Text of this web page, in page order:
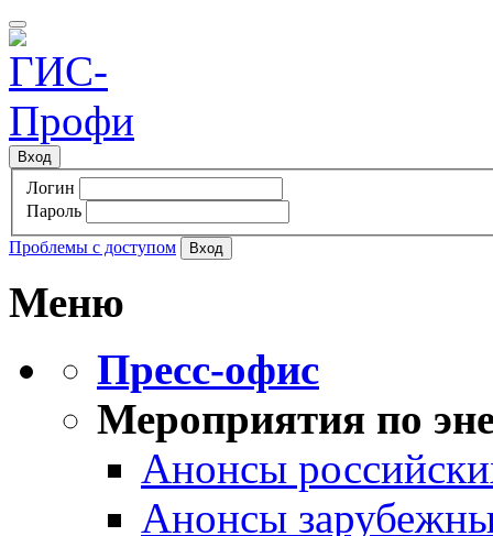
Вход
Логин
Пароль
Проблемы с доступом
Меню
Пресс-офис
Мероприятия по
Анонсы
Анонсы